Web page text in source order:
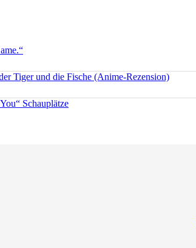
Tiger und die Fische (Anime-Rezension)
Schauplätze